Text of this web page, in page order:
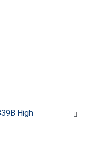
High